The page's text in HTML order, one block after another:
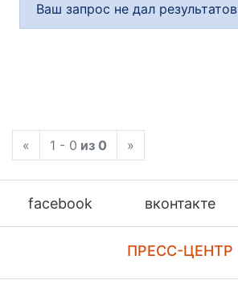
Ваш запрос не дал результатов
« 1 - 0 из 0 »
facebook вконтакте
ПРЕСС-ЦЕНТР